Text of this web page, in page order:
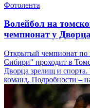
Фотолента
Волейбол на
чемпионат у
Открытый чемпионат по
Сибири" проходит в
Дворца зрелищ и
команд. Подробности –